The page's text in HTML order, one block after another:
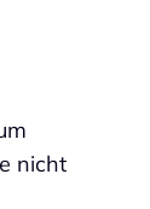
nicht